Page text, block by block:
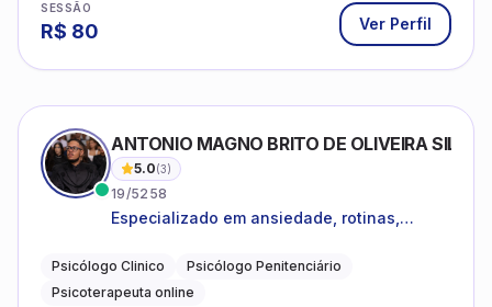
SESSÃO
R$ 80 Ver Perfil
ANTONIO MAGNO BRITO DE OLIVEIRA SILVA
5.0(3)
19/5258
Especializado em ansiedade, rotinas,
familiares e questões comportamentais.
Psicólogo Clinico
Psicólogo Penitenciário
Psicoterapeuta online